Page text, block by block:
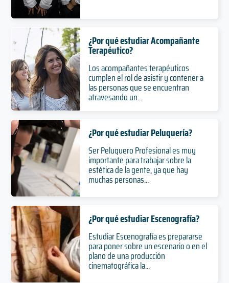
¿Por qué estudiar Acompañante
Terapéutico?
Los acompañantes terapéuticos
cumplen el rol de asistir y contener a
las personas que se encuentran
atravesando un...
¿Por qué estudiar Peluquería?
Ser Peluquero Profesional es muy
importante para trabajar sobre la
estética de la gente, ya que hay
muchas personas...
¿Por qué estudiar Escenografía?
Estudiar Escenografía es prepararse
para poner sobre un escenario o en el
plano de una producción
cinematográfica la...